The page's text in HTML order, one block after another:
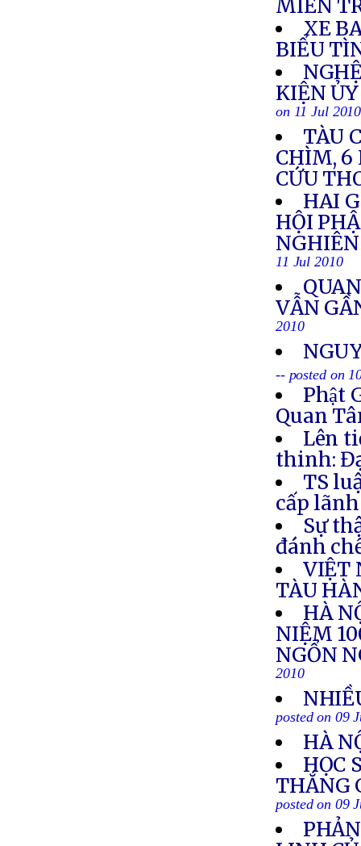
MIỀN
XE
BIỂU
KIỆN
on 11 Jul 2010
TÀU
CHÌM, 6
CỨU
HAI
HỘI
11 Jul 2010
VẪN
2010
-- posted on
Phật
Quan
Lên
thinh:
TS
cấp
Sự
đánh
VIỆT
TÀU
HÀ
NIỆM
NGỔN
2010
posted on 09
HÀ
HỌC
THẮNG
posted on 09